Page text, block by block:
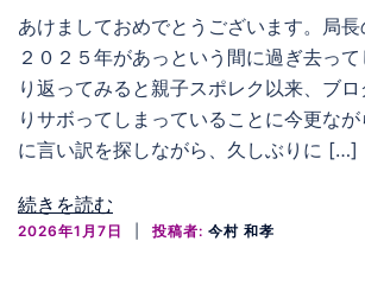
あけましておめでとうございます。局長
２０２５年があっという間に過ぎ去っ
り返ってみると親子スポレク以来、ブ
りサボってしまっていることに今更な
に言い訳を探しながら、久しぶりに […]
続きを読む
2026年1月7日 投稿者: 今村 和孝